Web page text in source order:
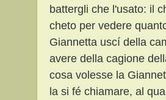
battergli che l'usato: il
cheto per vedere
Giannetta uscí della
avere della cagione
cosa volesse la
la si fé chiamare, al